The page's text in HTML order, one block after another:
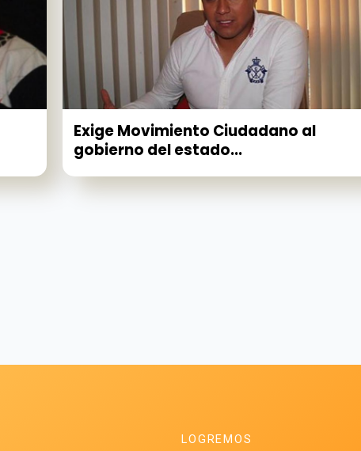
Exige Movimiento Ciudadano al
gobierno del estado...
LOGREMOS